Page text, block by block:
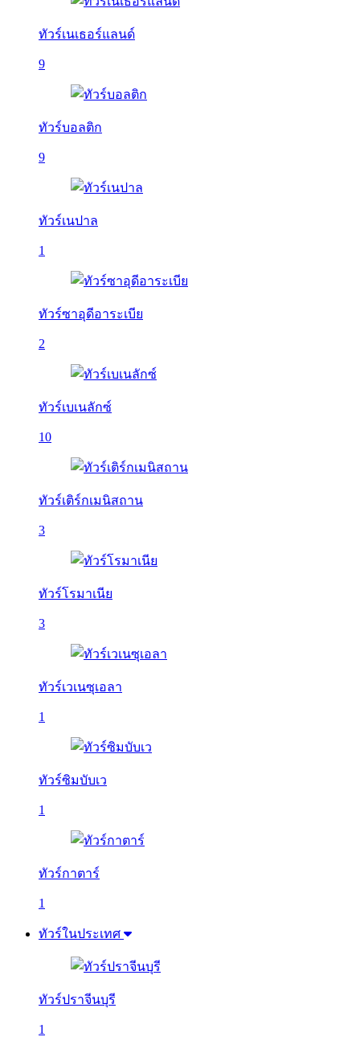
ทัวร์เนเธอร์แลนด์
9
ทัวร์บอลติก
9
ทัวร์เนปาล
1
ทัวร์ซาอุดีอาระเบีย
2
ทัวร์เบเนลักซ์
10
ทัวร์เติร์กเมนิสถาน
3
ทัวร์โรมาเนีย
3
ทัวร์เวเนซุเอลา
1
ทัวร์ซิมบับเว
1
ทัวร์กาตาร์
1
ทัวร์ในประเทศ
ทัวร์ปราจีนบุรี
1